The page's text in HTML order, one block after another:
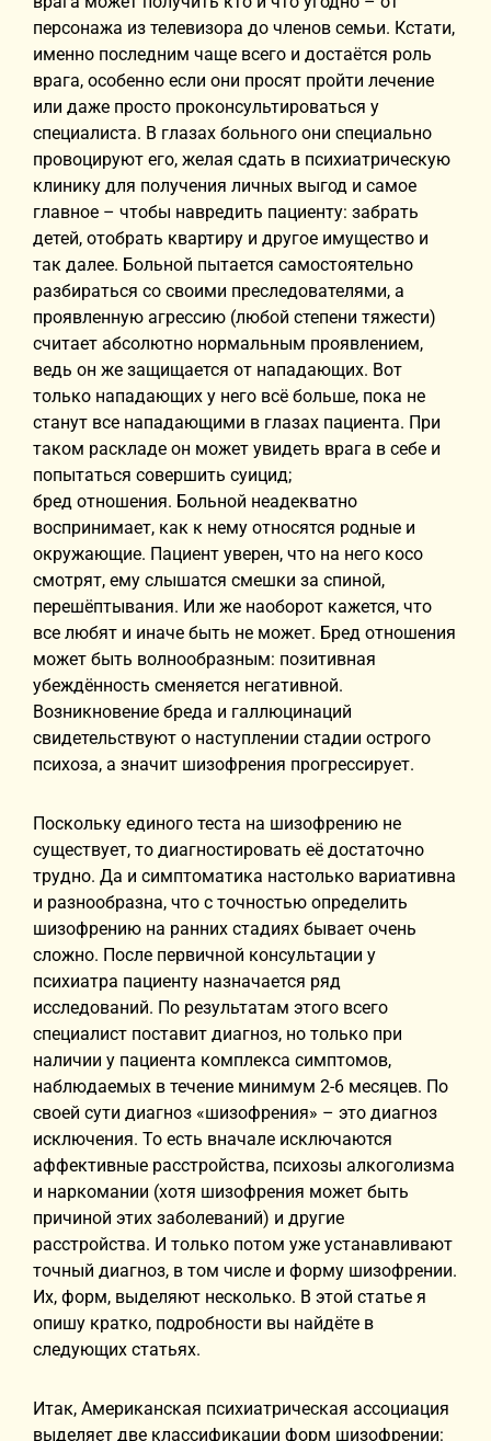
персонажа из телевизора до членов семьи. Кстати,
именно последним чаще всего и достаётся роль
врага, особенно если они просят пройти лечение
или даже просто проконсультироваться у
специалиста. В глазах больного они специально
провоцируют его, желая сдать в психиатрическую
клинику для получения личных выгод и самое
главное – чтобы навредить пациенту: забрать
детей, отобрать квартиру и другое имущество и
так далее. Больной пытается самостоятельно
разбираться со своими преследователями, а
проявленную агрессию (любой степени тяжести)
считает абсолютно нормальным проявлением,
ведь он же защищается от нападающих. Вот
только нападающих у него всё больше, пока не
станут все нападающими в глазах пациента. При
таком раскладе он может увидеть врага в себе и
попытаться совершить суицид;
бред отношения. Больной неадекватно
воспринимает, как к нему относятся родные и
окружающие. Пациент уверен, что на него косо
смотрят, ему слышатся смешки за спиной,
перешёптывания. Или же наоборот кажется, что
все любят и иначе быть не может. Бред отношения
может быть волнообразным: позитивная
убеждённость сменяется негативной.
Возникновение бреда и галлюцинаций
свидетельствуют о наступлении стадии острого
психоза, а значит шизофрения прогрессирует.
Поскольку единого теста на шизофрению не
существует, то диагностировать её достаточно
трудно. Да и симптоматика настолько вариативна
и разнообразна, что с точностью определить
шизофрению на ранних стадиях бывает очень
сложно. После первичной консультации у
психиатра пациенту назначается ряд
исследований. По результатам этого всего
специалист поставит диагноз, но только при
наличии у пациента комплекса симптомов,
наблюдаемых в течение минимум 2-6 месяцев. По
своей сути диагноз «шизофрения» – это диагноз
исключения. То есть вначале исключаются
аффективные расстройства, психозы алкоголизма
и наркомании (хотя шизофрения может быть
причиной этих заболеваний) и другие
расстройства. И только потом уже устанавливают
точный диагноз, в том числе и форму шизофрении.
Их, форм, выделяют несколько. В этой статье я
опишу кратко, подробности вы найдёте в
следующих статьях.
Итак, Американская психиатрическая ассоциация
выделяет две классификации форм шизофрении: